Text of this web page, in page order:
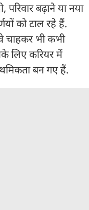
बढ़ाने या नया
को टाल रहे हैं.
चाहकर भी कभी
लिए करियर में
बन गए हैं.